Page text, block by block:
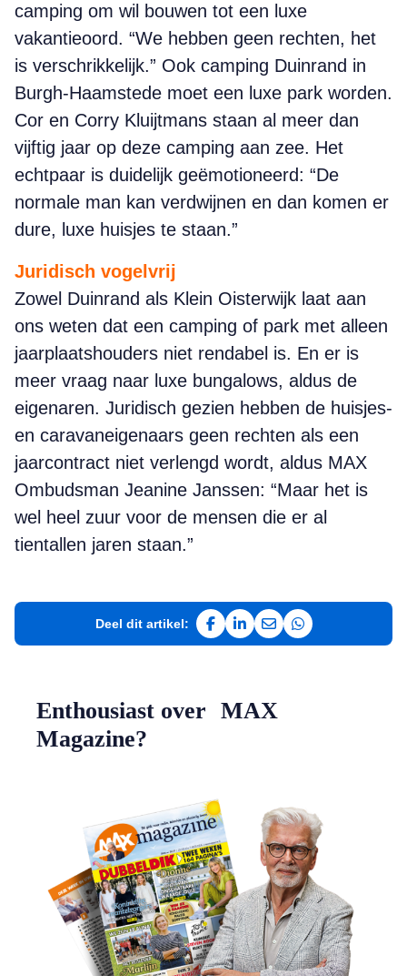
camping om wil bouwen tot een luxe
vakantieoord. “We hebben geen rechten, het
is verschrikkelijk.” Ook camping Duinrand in
Burgh-Haamstede moet een luxe park worden.
Cor en Corry Kluijtmans staan al meer dan
vijftig jaar op deze camping aan zee. Het
echtpaar is duidelijk geëmotioneerd: “De
normale man kan verdwijnen en dan komen er
dure, luxe huisjes te staan.”
Juridisch vogelvrij
Zowel Duinrand als Klein Oisterwijk laat aan
ons weten dat een camping of park met alleen
jaarplaatshouders niet rendabel is. En er is
meer vraag naar luxe bungalows, aldus de
eigenaren. Juridisch gezien hebben de huisjes-
en caravaneigenaars geen rechten als een
jaarcontract niet verlengd wordt, aldus MAX
Ombudsman Jeanine Janssen: “Maar het is
wel heel zuur voor de mensen die er al
tientallen jaren staan.”
Deel dit artikel:
Deel op Facebook
Deel op LinkedIn
Deel via e-mail
Deel via
Enthousiast over MAX
Magazine?